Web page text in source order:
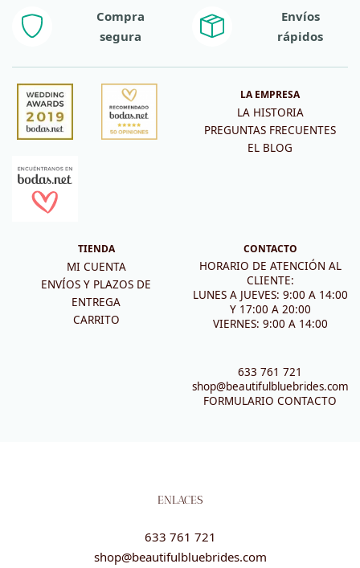
Compra
segura
Envíos
rápidos
LA EMPRESA
LA HISTORIA
PREGUNTAS FRECUENTES
EL BLOG
TIENDA
MI CUENTA
ENVÍOS Y PLAZOS DE
ENTREGA
CARRITO
CONTACTO
HORARIO DE ATENCIÓN AL
CLIENTE:
LUNES A JUEVES: 9:00 A 14:00
Y 17:00 A 20:00
VIERNES: 9:00 A 14:00
633 761 721
shop@beautifulbluebrides.com
FORMULARIO CONTACTO
ENLACES
633 761 721
shop@beautifulbluebrides.com